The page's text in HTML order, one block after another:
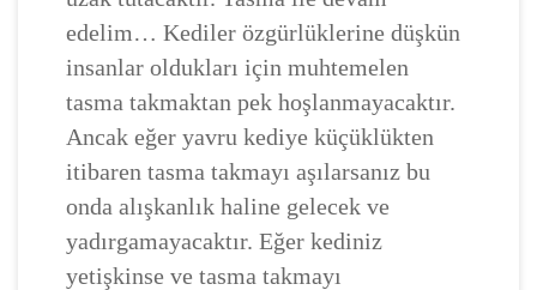
edelim… Kediler özgürlüklerine düşkün
insanlar oldukları için muhtemelen
tasma takmaktan pek hoşlanmayacaktır.
Ancak eğer yavru kediye küçüklükten
itibaren tasma takmayı aşılarsanız bu
onda alışkanlık haline gelecek ve
yadırgamayacaktır. Eğer kediniz
yetişkinse ve tasma takmayı